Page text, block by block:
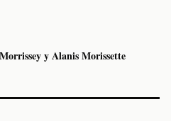
y Alanis Morissette